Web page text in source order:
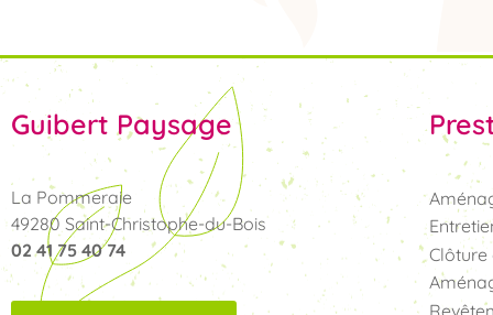
Guibert Paysage
La Pommeraie
49280 Saint-Christophe-du-Bois
02 41 75 40 74